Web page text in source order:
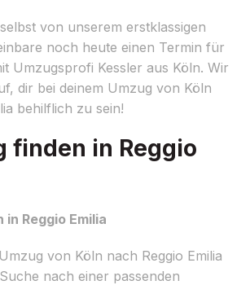
von unserem erstklassigen
noch heute einen Termin für
Umzugsprofi Kessler aus Köln. Wir
dir bei deinem Umzug von Köln
behilflich zu sein!
finden in Reggio
Reggio Emilia
von Köln nach Reggio Emilia
nach einer passenden